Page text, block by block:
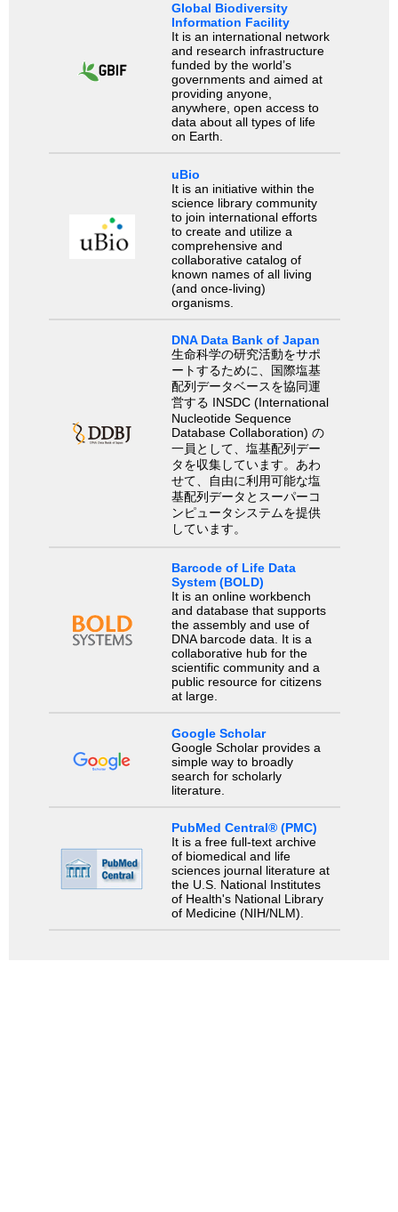
Global Biodiversity
Information Facility
It is an international network
and research infrastructure
funded by the world’s
governments and aimed at
providing anyone,
anywhere, open access to
data about all types of life
on Earth.
uBio
It is an initiative within the
science library community
to join international efforts
to create and utilize a
comprehensive and
collaborative catalog of
known names of all living
(and once-living)
organisms.
DNA Data Bank of Japan
生命科学の研究活動をサポ
ートするために、国際塩基
配列データベースを協同運
営する INSDC (International
Nucleotide Sequence
Database Collaboration) の
一員として、塩基配列デー
タを収集しています。あわ
せて、自由に利用可能な塩
基配列データとスーパーコ
ンピュータシステムを提供
しています。
Barcode of Life Data
System (BOLD)
It is an online workbench
and database that supports
the assembly and use of
DNA barcode data. It is a
collaborative hub for the
scientific community and a
public resource for citizens
at large.
Google Scholar
Google Scholar provides a
simple way to broadly
search for scholarly
literature.
PubMed Central® (PMC)
It is a free full-text archive
of biomedical and life
sciences journal literature at
the U.S. National Institutes
of Health's National Library
of Medicine (NIH/NLM).